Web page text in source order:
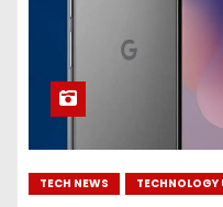
TECH NEWS TECHNOLOGY